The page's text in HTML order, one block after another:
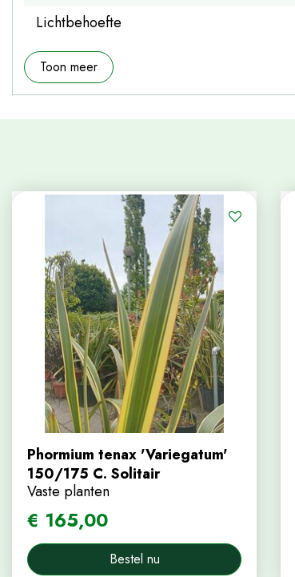
Lichtbehoefte
Toon meer
Phormium tenax 'Variegatum'
150/175 C. Solitair
Vaste planten
€ 165,00
Bestel nu